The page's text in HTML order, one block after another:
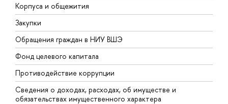
Корпуса и общежития
Закупки
Обращения граждан в НИУ ВШЭ
Фонд целевого капитала
Противодействие коррупции
Сведения о доходах, расходах, об имуществе и
обязательствах имущественного характера